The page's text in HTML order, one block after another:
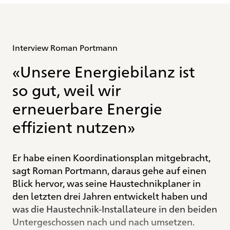
Interview Roman Portmann
«Unsere Energiebilanz ist
so gut, weil wir
erneuerbare Energie
effizient nutzen»
Er habe einen Koordinationsplan mitgebracht,
sagt Roman Portmann, daraus gehe auf einen
Blick hervor, was seine Haustechnikplaner in
den letzten drei Jahren entwickelt haben und
was die Haustechnik-Installateure in den beiden
Untergeschossen nach und nach umsetzen.